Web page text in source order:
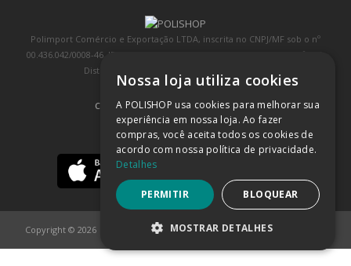
Polimport Comércio e Exportação LTDA, inscrita no CNPJ/MF sob o nº
00.436.042/0008-46, IE 407.458.707.103, com sede na Rua Kanebo, nº 175,
Distrito Industrial, Jundiaí/SP, CEP: 13213-090
COMPRA 100% SEGURA (SAIBA MAIS)
BAIXE NOSSO APP
Copyright © 2026
Nossa loja utiliza cookies
A POLISHOP usa cookies para melhorar sua
experiência em nossa loja. Ao fazer
compras, você aceita todos os cookies de
acordo com nossa política de privacidade.
Detalhes
PERMITIR BLOQUEAR
MOSTRAR DETALHES
ESTRITAMENTE NECESSÁRIOS